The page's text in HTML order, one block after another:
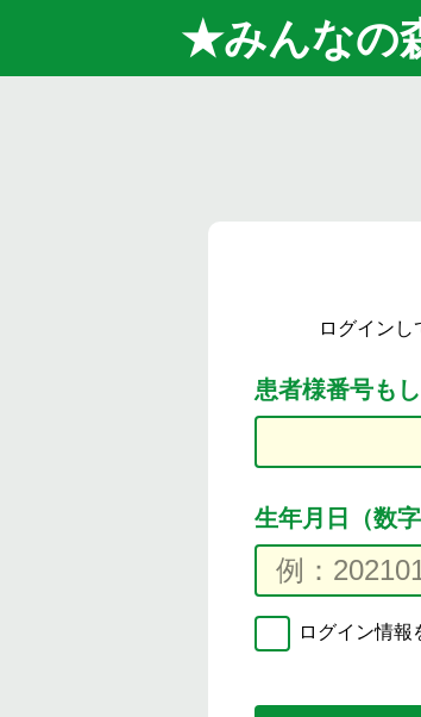
★みんなの
ログインし
患者様番号も
生年月日（数字
ログイン情報